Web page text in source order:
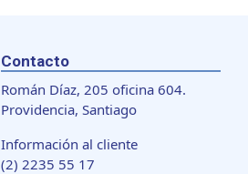
Contacto
Román Díaz, 205 oficina 604.
Providencia, Santiago
Información al cliente
(2) 2235 55 17